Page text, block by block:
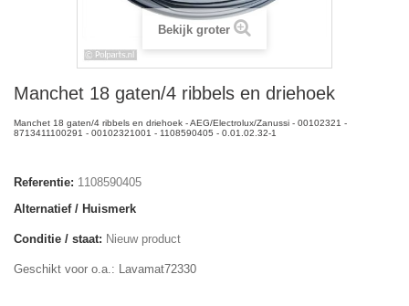
Bekijk groter
Manchet 18 gaten/4 ribbels en driehoek
Manchet 18 gaten/4 ribbels en driehoek - AEG/Electrolux/Zanussi - 00102321 -
8713411100291 - 00102321001 - 1108590405 - 0.01.02.32-1
Referentie: 1108590405
Alternatief / Huismerk
Conditie / staat: Nieuw product
Geschikt voor o.a.: Lavamat72330